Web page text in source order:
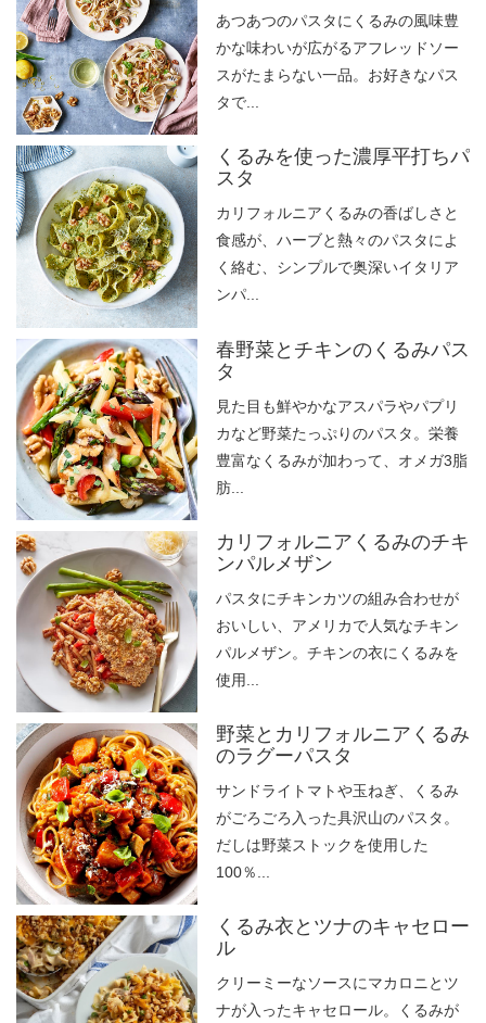
あつあつのパスタにくるみの風味豊
かな味わいが広がるアフレッドソー
スがたまらない一品。お好きなパス
タで...
くるみを使った濃厚平打ちパ
スタ
カリフォルニアくるみの香ばしさと
食感が、ハーブと熱々のパスタによ
く絡む、シンプルで奥深いイタリア
ンパ...
春野菜とチキンのくるみパス
タ
見た目も鮮やかなアスパラやパプリ
カなど野菜たっぷりのパスタ。栄養
豊富なくるみが加わって、オメガ3脂
肪...
カリフォルニアくるみのチキ
ンパルメザン
パスタにチキンカツの組み合わせが
おいしい、アメリカで人気なチキン
パルメザン。チキンの衣にくるみを
使用...
野菜とカリフォルニアくるみ
のラグーパスタ
サンドライトマトや玉ねぎ、くるみ
がごろごろ入った具沢山のパスタ。
だしは野菜ストックを使用した
100％...
くるみ衣とツナのキャセロー
ル
クリーミーなソースにマカロニとツ
ナが入ったキャセロール。くるみが